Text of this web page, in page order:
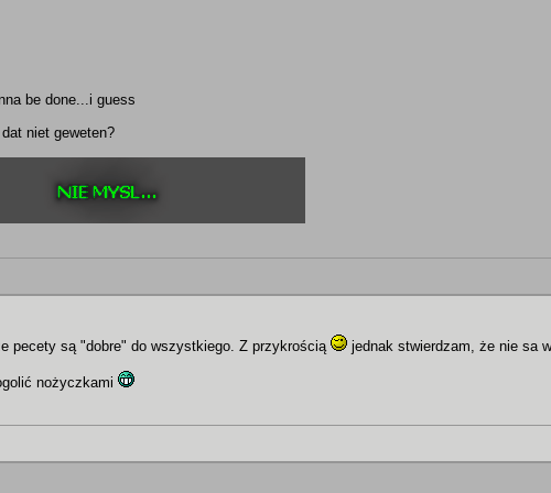
be done...i guess
niet geweten?
pecety są "dobre" do wszystkiego. Z przykrością jednak stwierdzam, że nie sa
nożyczkami